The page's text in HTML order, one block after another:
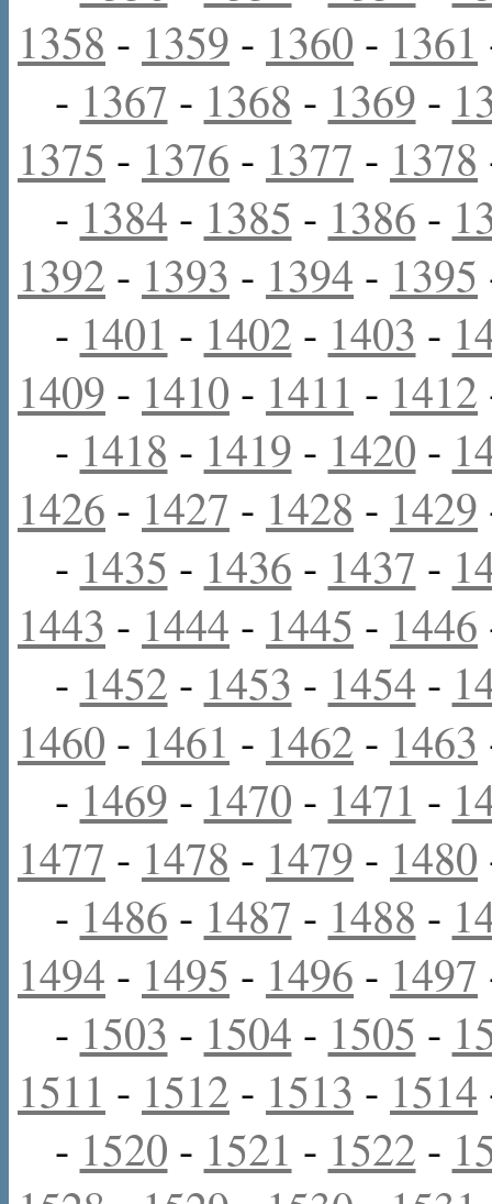
1358 - 1359 - 1360 - 1361
- 1367 - 1368 - 1369 -
1375 - 1376 - 1377 - 1378
- 1384 - 1385 - 1386 -
1392 - 1393 - 1394 - 1395
- 1401 - 1402 - 1403 -
1409 - 1410 - 1411 - 1412
- 1418 - 1419 - 1420 -
1426 - 1427 - 1428 - 1429
- 1435 - 1436 - 1437 -
1443 - 1444 - 1445 - 1446
- 1452 - 1453 - 1454 -
1460 - 1461 - 1462 - 1463
- 1469 - 1470 - 1471 -
1477 - 1478 - 1479 - 1480
- 1486 - 1487 - 1488 -
1494 - 1495 - 1496 - 1497
- 1503 - 1504 - 1505 -
1511 - 1512 - 1513 - 1514
- 1520 - 1521 - 1522 -